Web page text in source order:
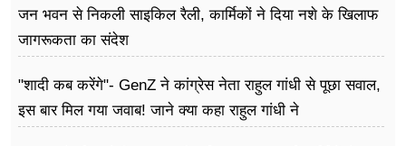
जन भवन से निकली साइकिल रैली, कार्मिकों ने दिया नशे के खिलाफ
जागरूकता का संदेश
"शादी कब करेंगे"- GenZ ने कांग्रेस नेता राहुल गांधी से पूछा सवाल,
इस बार मिल गया जवाब! जाने क्या कहा राहुल गांधी ने